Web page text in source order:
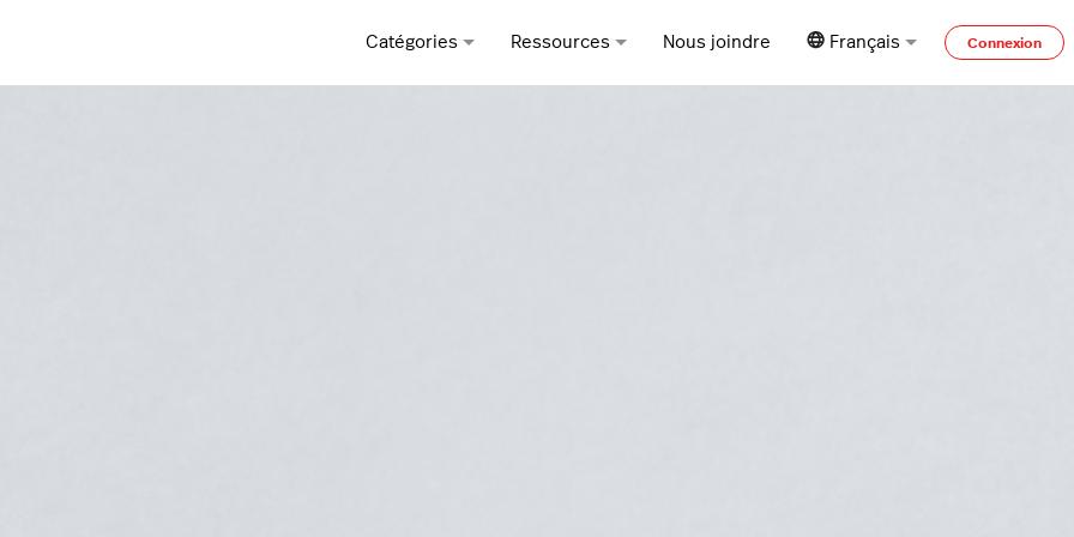
Catégories Ressources Nous joindre Français Connexion